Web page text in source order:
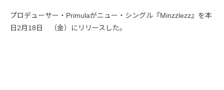
プロデューサー・Primulaがニュー・シングル『Minzzlezz』を本
日2月18日 （金）にリリースした。